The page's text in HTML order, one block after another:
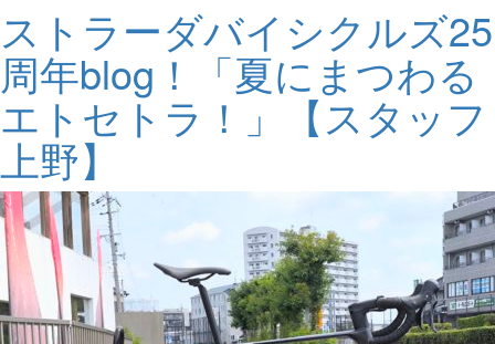
ストラーダバイシクルズ25
周年blog！「夏にまつわる
エトセトラ！」【スタッフ
上野】